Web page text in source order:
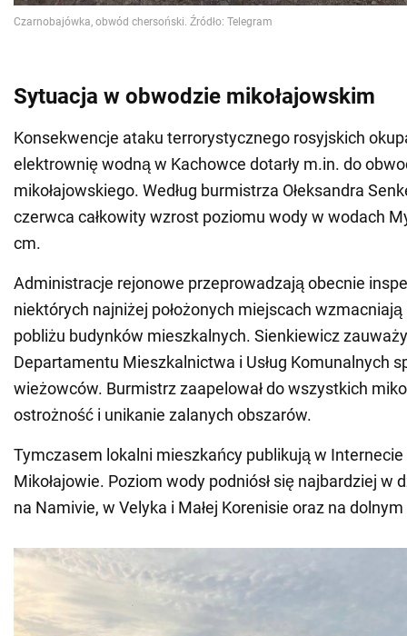
Sytuacja w obwodzie mikołajowskim
Konsekwencje ataku terrorystycznego rosyjskich
elektrownię wodną w Kachowce dotarły m.in. do
mikołajowskiego. Według burmistrza Ołeksandra
czerwca całkowity wzrost poziomu wody w wodach
cm.
Administracje rejonowe przeprowadzają obecnie
niektórych najniżej położonych miejscach
pobliżu budynków mieszkalnych. Sienkiewicz
Departamentu Mieszkalnictwa i Usług Komunalnych
wieżowców. Burmistrz zaapelował do wszystkich
ostrożność i unikanie zalanych obszarów.
Tymczasem lokalni mieszkańcy publikują w
Mikołajowie. Poziom wody podniósł się najbardziej w
na Namivie, w Velyka i Małej Korenisie oraz na